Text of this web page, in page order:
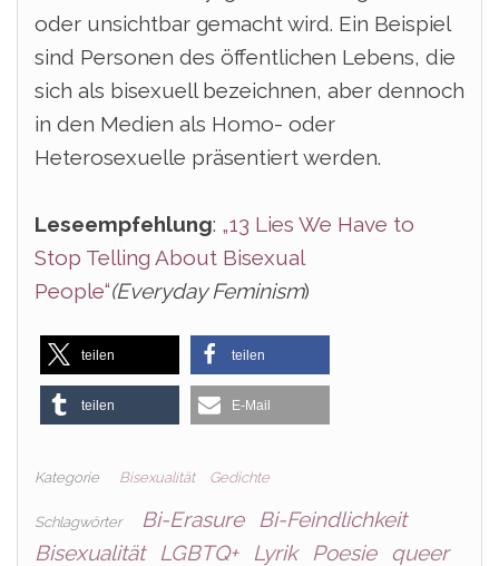
oder unsichtbar gemacht wird. Ein Beispiel
sind Personen des öffentlichen Lebens, die
sich als bisexuell bezeichnen, aber dennoch
in den Medien als Homo- oder
Heterosexuelle präsentiert werden.
Leseempfehlung: „13 Lies We Have to
Stop Telling About Bisexual
People“(Everyday Feminism)
teilen teilen
teilen E-Mail
Kategorie Bisexualität Gedichte
Schlagwörter Bi-Erasure
Bi-Feindlichkeit
Bisexualität
LGBTQ+ Lyrik Poesie queer